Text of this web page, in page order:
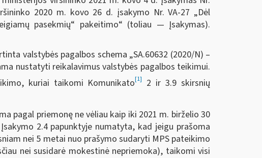
2020 m. kovo 26 d. įsakymo Nr. VA-27 „Dėl
pasekmių“ pakeitimo“ (toliau — Įsakymas).
valstybės pagalbos schema „SA.60632 (2020/N) –
nustatyti reikalavimus valstybės pagalbos teikimui.
kuriai taikomi Komunikato[1]
2 ir 3.9 skirsnių
pagal priemonę ne vėliau kaip iki 2021 m. birželio 30
2.4 papunktyje numatyta, kad jeigu prašoma
nei 5 metai nuo prašymo sudaryti MPS pateikimo
nei susidarė mokestinė nepriemoka), taikomi visi